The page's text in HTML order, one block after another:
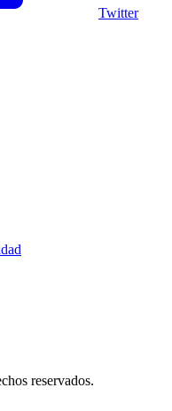
Twitter
reservados.